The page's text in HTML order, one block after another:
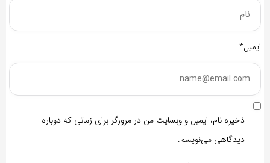
ایمیل*
ذخیره نام، ایمیل و وبسایت من در مرورگر برای زمانی که دوباره
دیدگاهی می‌نویسم.